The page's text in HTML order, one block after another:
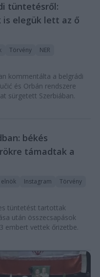
tüntetésről:
is elegük lett az ő
Törvény
NER
kommentálta a belgrádi
és Orbán rendszere
sürgetett Szerbiában.
békés
támadtak a
Instagram
Törvény
tüntetést tartottak
után összecsapások
embert vettek őrizetbe.